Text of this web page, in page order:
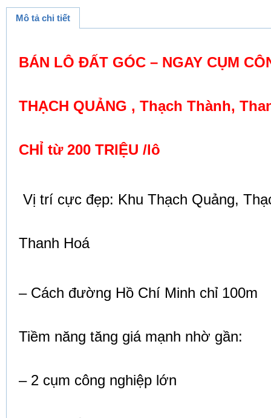
Mô tả chi tiết
BÁN LÔ ĐẤT GÓC – NGAY CỤM
THẠCH QUẢNG , Thạch Thành,
CHỈ từ 200 TRIỆU /lô
Vị trí cực đẹp: Khu Thạch Quảng,
Thanh Hoá
– Cách đường Hồ Chí Minh chỉ 100m
Tiềm năng tăng giá mạnh nhờ gần:
– 2 cụm công nghiệp lớn